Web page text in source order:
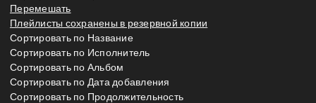
Перемешать
Плейлисты сохранены в резервной копии
Сортировать по Название
Сортировать по Исполнитель
Сортировать по Альбом
Сортировать по Дата добавления
Сортировать по Продолжительность